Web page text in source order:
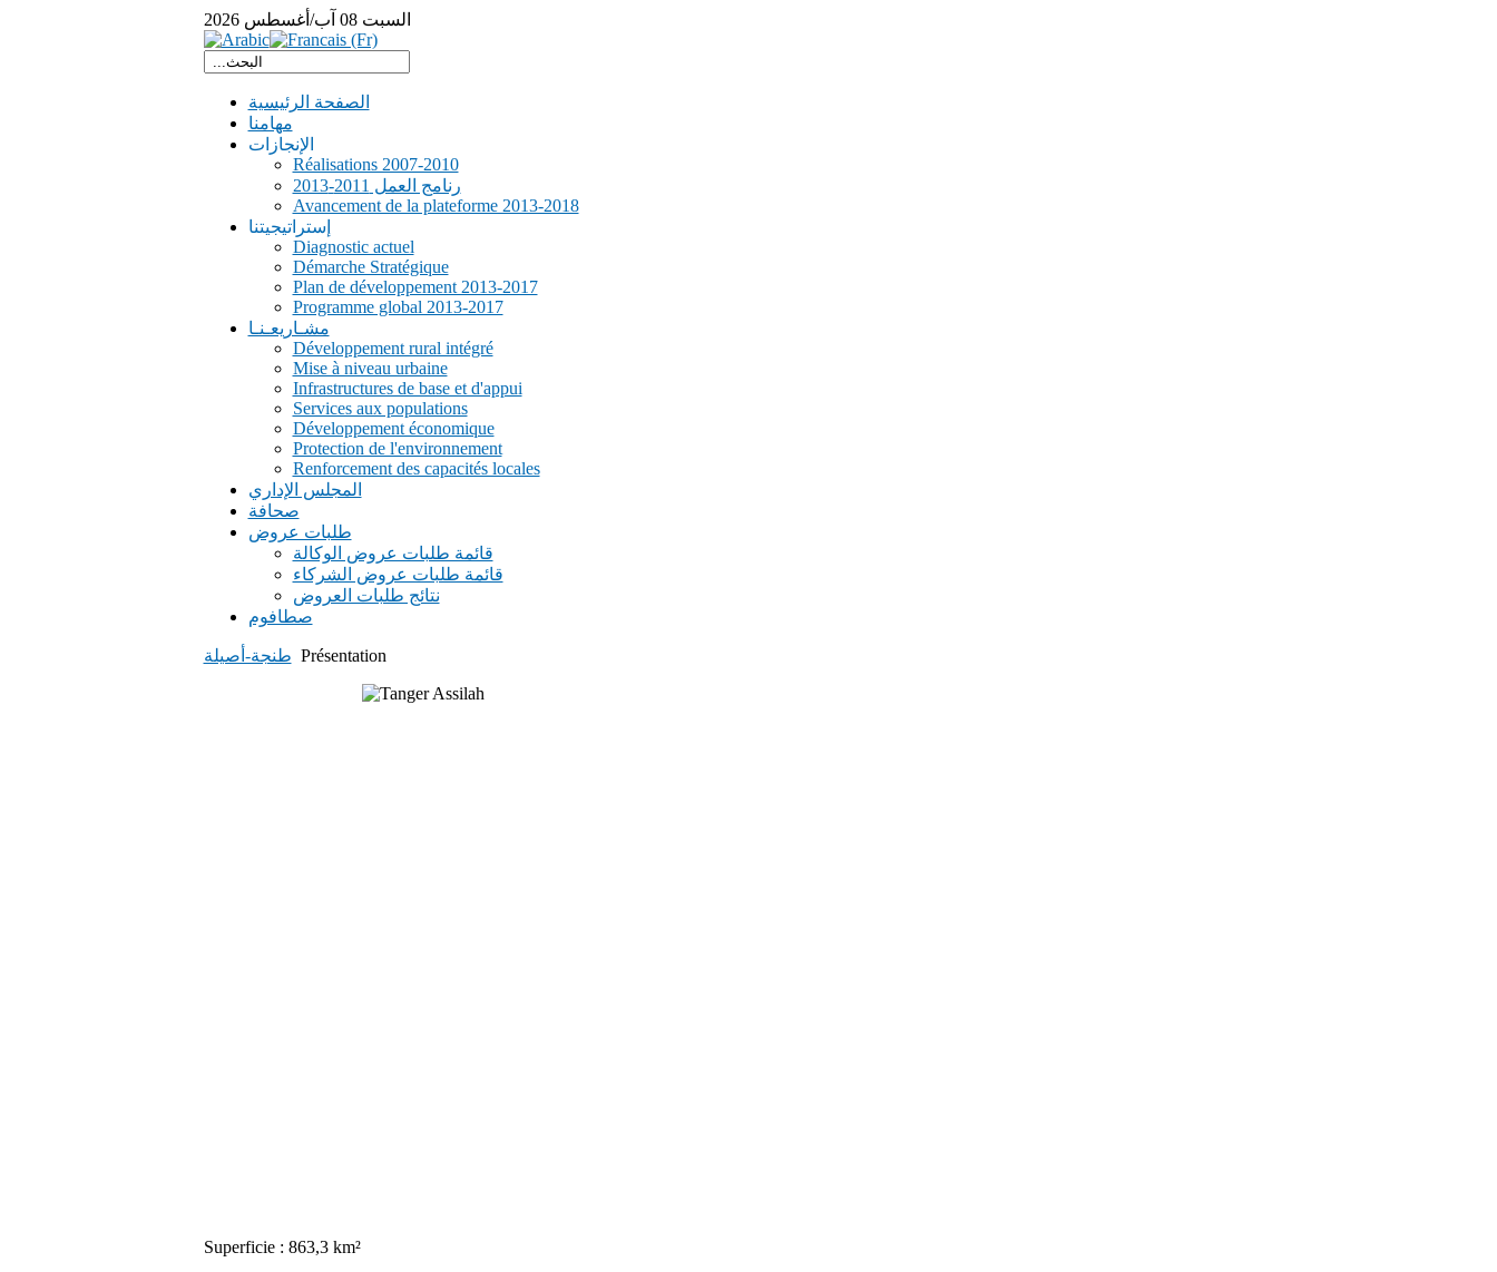
السبت 08 آب/أغسطس 2026
الصفحة الرئيسية
مهامنا
الإنجازات
Réalisations 2007-2010
رنامج العمل 2011-2013
Avancement de la plateforme 2013-2018
إستراتيجيتنا
Diagnostic actuel
Démarche Stratégique
Plan de développement 2013-2017
Programme global 2013-2017
مشـاريعـنـا
Développement rural intégré
Mise à niveau urbaine
Infrastructures de base et d'appui
Services aux populations
Développement économique
Protection de l'environnement
Renforcement des capacités locales
المجلس الإداري
صحافة
طلبات عروض
قائمة طلبات عروض الوكالة
قائمة طلبات عروض الشركاء
نتائج طلبات العروض
صطافوم
طنجة-أصيلة Présentation
Superficie : 863,3 km²